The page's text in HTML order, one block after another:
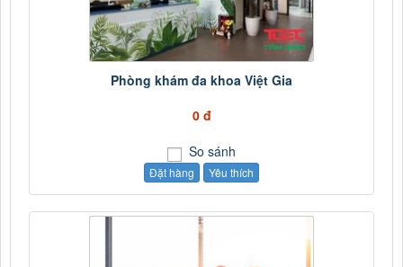
Phòng khám đa khoa Việt Gia
0 đ
So sánh
Đặt hàng Yêu thích